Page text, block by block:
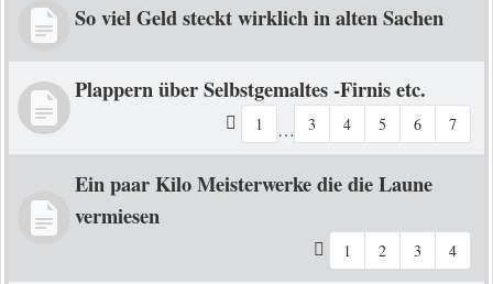
So viel Geld steckt wirklich in alten Sachen
Plappern über Selbstgemaltes -Firnis etc.
1 … 3 4 5 6 7
Ein paar Kilo Meisterwerke die die Laune
vermiesen
1 2 3 4